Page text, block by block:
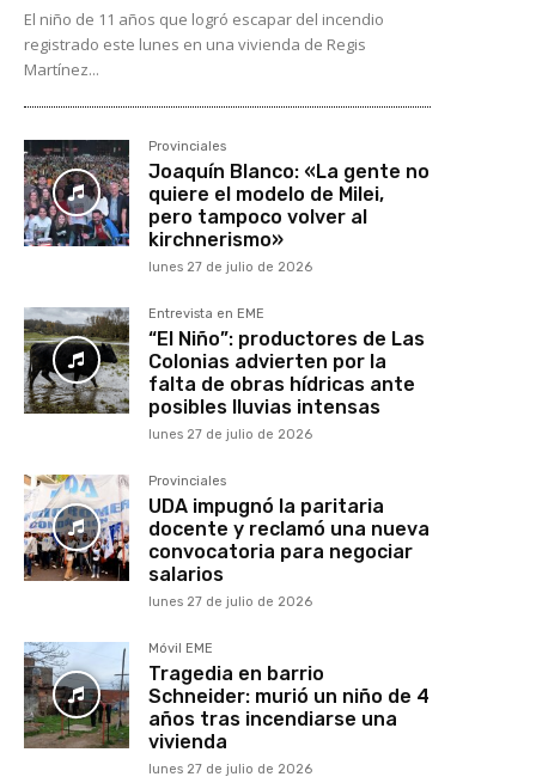
El niño de 11 años que logró escapar del incendio
registrado este lunes en una vivienda de Regis
Martínez...
Provinciales
Joaquín Blanco: «La gente no
quiere el modelo de Milei,
pero tampoco volver al
kirchnerismo»
lunes 27 de julio de 2026
Entrevista en EME
“El Niño”: productores de Las
Colonias advierten por la
falta de obras hídricas ante
posibles lluvias intensas
lunes 27 de julio de 2026
Provinciales
UDA impugnó la paritaria
docente y reclamó una nueva
convocatoria para negociar
salarios
lunes 27 de julio de 2026
Móvil EME
Tragedia en barrio
Schneider: murió un niño de 4
años tras incendiarse una
vivienda
lunes 27 de julio de 2026